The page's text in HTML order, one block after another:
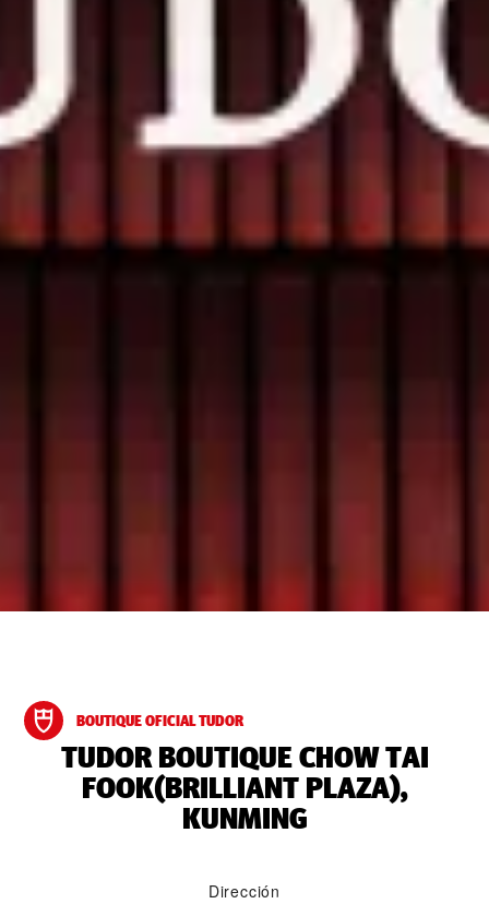
BOUTIQUE OFICIAL TUDOR
‭TUDOR BOUTIQUE CHOW TAI
FOOK(BRILLIANT PLAZA),
KUNMING‬
Dirección